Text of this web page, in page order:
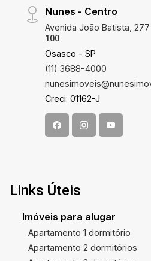
Nunes - Centro
Avenida João Batista,
100
Osasco - SP
(11) 3688-4000
Creci: 01162-J
Links Úteis
Imóveis para alugar
Apartamento 1 dormitório
Apartamento 2 dormitórios